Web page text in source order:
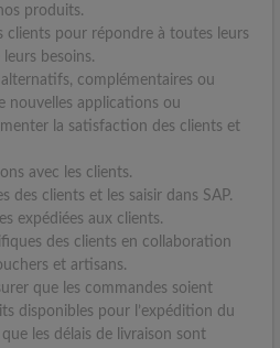
produits.
clients pour répondre à toutes leurs
besoins.
complémentaires ou
nouvelles applications ou
la satisfaction des clients et
avec les clients.
des clients et les saisir dans SAP.
expédiées aux clients.
des clients en collaboration
et artisans.
que les commandes soient
disponibles pour l’expédition du
les délais de livraison sont